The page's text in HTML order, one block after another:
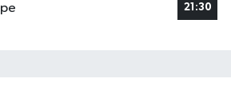
21:30